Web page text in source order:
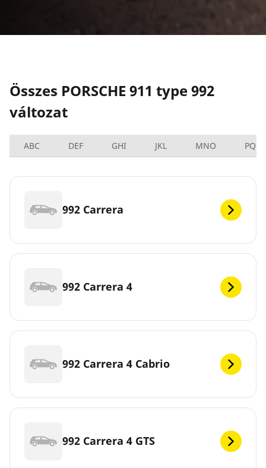
Összes PORSCHE 911 type 992
változat
ABC DEF GHI JKL MNO PQRS
992 Carrera
992 Carrera 4
992 Carrera 4 Cabrio
992 Carrera 4 GTS